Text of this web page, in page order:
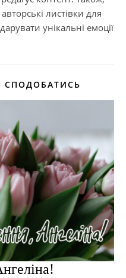
листівки для
унікальні емоції